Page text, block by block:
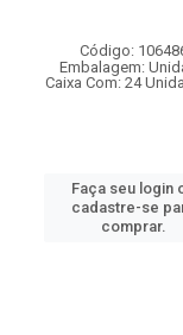
Código:
Embalagem:
Caixa Com: 24
Faça seu login
cadastre-se
comprar.